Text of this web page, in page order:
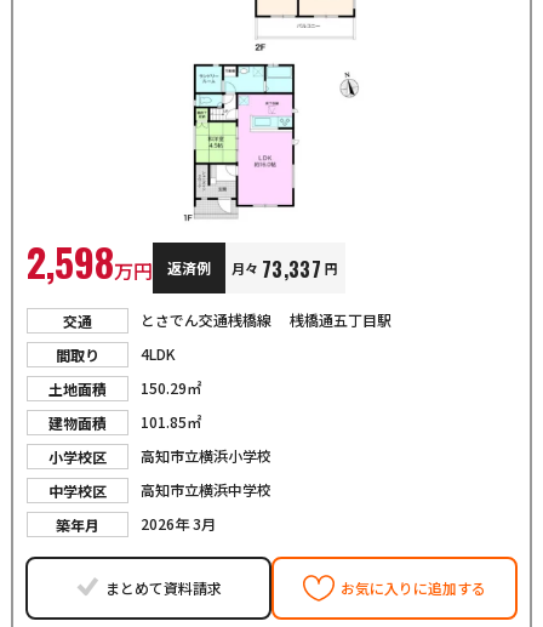
2,598万円 返済例 月々 73,337 円
交通
とさでん交通桟橋線 桟橋通五丁目駅
間取り
4LDK
土地面積
150.29㎡
建物面積
101.85㎡
小学校区
高知市立横浜小学校
中学校区
高知市立横浜中学校
築年月
2026年 3月
まとめて資料請求 お気に入りに追加する